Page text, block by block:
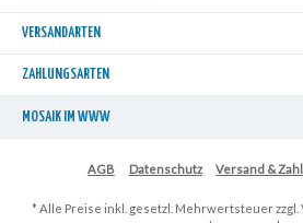
VERSANDARTEN
ZAHLUNGSARTEN
MOSAIK IM WWW
AGB Datenschutz Versand &
* Alle Preise inkl. gesetzl. Mehrwertsteuer zzgl.